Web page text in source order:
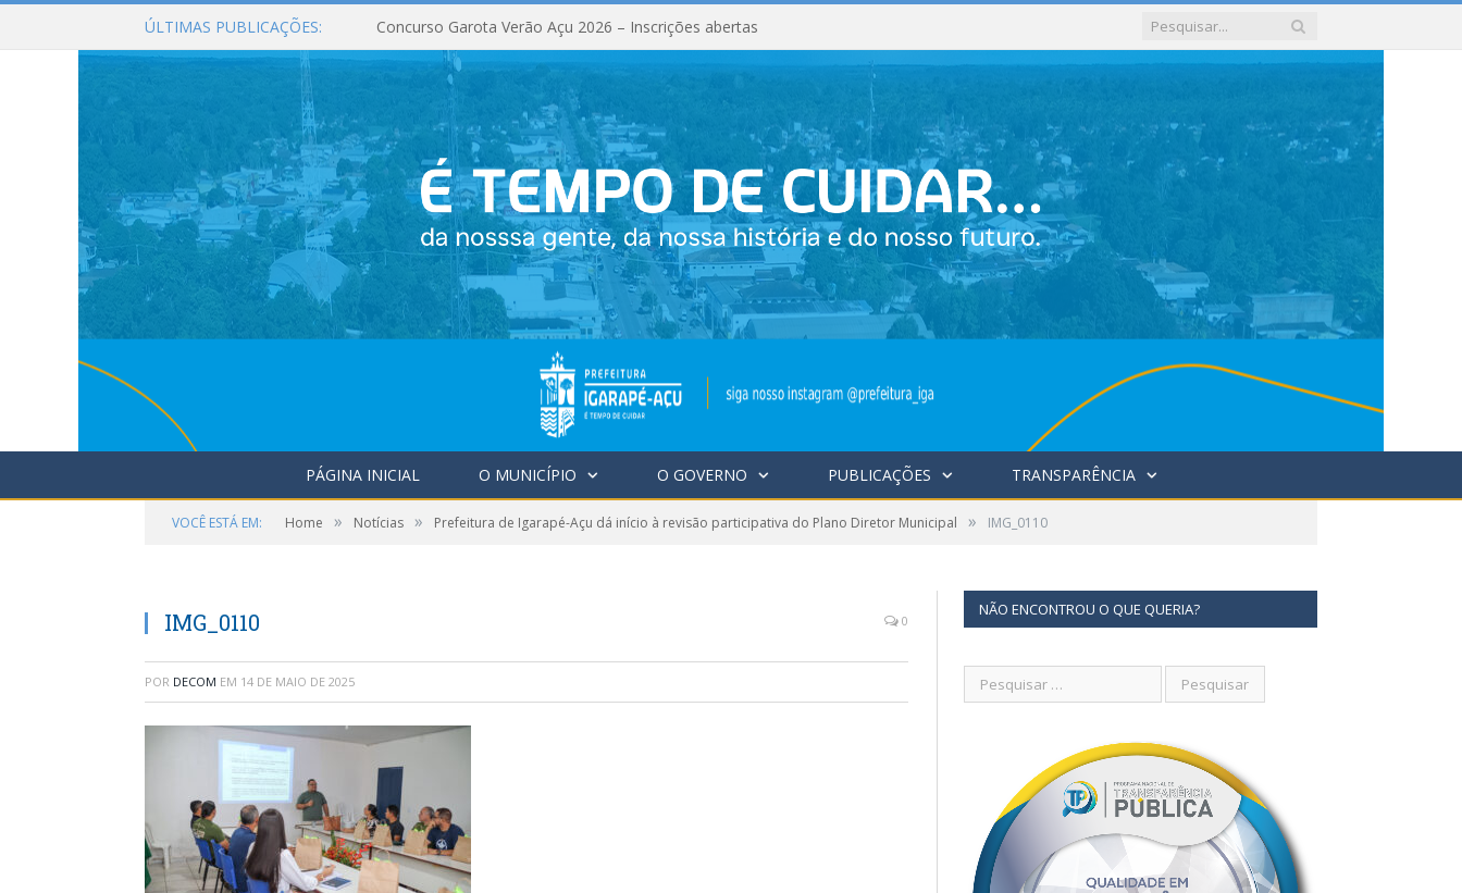
ÚLTIMAS PUBLICAÇÕES: Concurso Garota Verão Açu 2026 – Inscrições abertas
PÁGINA INICIAL O MUNICÍPIO O GOVERNO PUBLICAÇÕES TRANSPARÊNCIA
VOCÊ ESTÁ EM: Home » Notícias » Prefeitura de Igarapé-Açu dá início à revisão participativa do Plano Diretor Municipal » IMG_0110
IMG_0110 0
POR DECOM EM 14 DE MAIO DE 2025
NÃO ENCONTROU O QUE QUERIA?